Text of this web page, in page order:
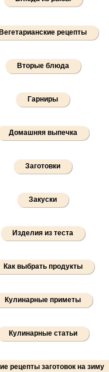
Вегетарианские рецепты
Вторые блюда
Гарниры
Домашняя выпечка
Заготовки
Закуски
Изделия из теста
Как выбрать продукты
Кулинарные приметы
Кулинарные статьи
рецепты заготовок на зиму